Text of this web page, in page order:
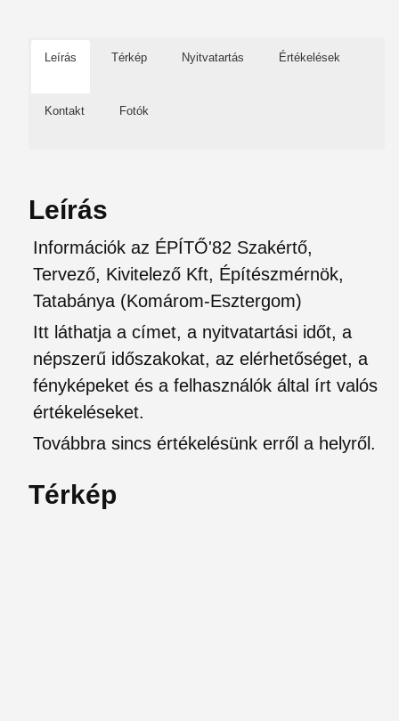
Leírás Térkép Nyitvatartás Értékelések
Kontakt Fotók
Leírás
Információk az ÉPÍTŐ'82 Szakértő,
Tervező, Kivitelező Kft, Építészmérnök,
Tatabánya (Komárom-Esztergom)
Itt láthatja a címet, a nyitvatartási időt, a
népszerű időszakokat, az elérhetőséget, a
fényképeket és a felhasználók által írt valós
értékeléseket.
Továbbra sincs értékelésünk erről a helyről.
Térkép